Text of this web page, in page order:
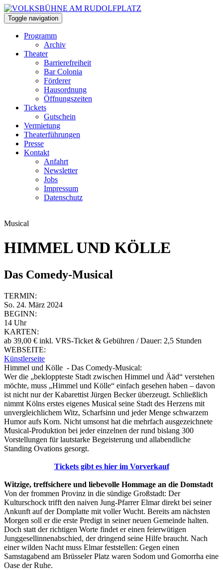
Toggle navigation
Programm
Archiv
Theater
Barrierefreiheit
Bar Colonia
Förderer
Hausordnung
Öffnungszeiten
Tickets
Gutschein
Vermietung
Theaterführungen
Presse
Kontakt
Anfahrt
Newsletter
Jobs
Impressum
Datenschutz
Musical
HIMMEL UND KÖLLE
Das Comedy-Musical
TERMIN:
So. 24. März 2024
BEGINN:
14 Uhr
KARTEN:
ab 39,00 € inkl. VRS-Ticket & Gebühren / Dauer: 2,5 Stunden
WEBSEITE:
Künstlerseite
Himmel und Kölle - Das Comedy-Musical:
Wer die „bekloppteste Stadt zwischen Himmel und Ääd“ verstehen
möchte, muss „Himmel und Kölle“ einfach gesehen haben – davon
ist nicht nur der Kabarettist Jürgen Becker überzeugt. Schließlich
nimmt Kölns erstes eigenes Musical seine Stadt des Herzens mit
unvergleichlichem Witz, Scharfsinn und jeder Menge schwarzem
Humor aufs Korn. Nicht umsonst hat die mehrfach ausgezeichnete
Musical-Produktion bei jeder einzelnen der rund bislang 300
Vorstellungen für lautstarke Begeisterung und allabendliche
Standing Ovations gesorgt.
Tickets gibt es hier im Vorverkauf
Witzige, treffsichere und liebevolle Hommage an die Domstadt
Von der frommen Provinz in die sündige Großstadt: Der
Kulturschock trifft den naiven Jung-Pfarrer Elmar direkt bei seiner
Ankunft auf der Domplatte mit voller Wucht. Bereits am nächsten
Morgen soll er die erste Predigt in seiner neuen Gemeinde halten.
Doch statt der richtigen Worte findet er einen feierwütigen
Junggesellinnenabschied, der dringend seine Hilfe braucht. Nach
einer wilden Nacht muss Elmar feststellen: Gegen einen
Samstagabend am Brüsseler Platz waren Sodom und Gomorrha eine
Oase der Ruhe.